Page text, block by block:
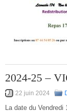
2024-25 –
22 juin 2024
La date du